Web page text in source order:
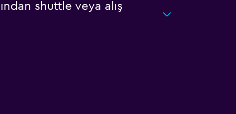
shuttle veya alış